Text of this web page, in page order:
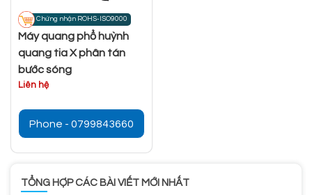
Chứng nhận ROHS-ISO9000
Máy quang phổ huỳnh
quang tia X phân tán
bước sóng
Liên hệ
Phone - 0799843660
TỔNG HỢP CÁC BÀI VIẾT MỚI NHẤT